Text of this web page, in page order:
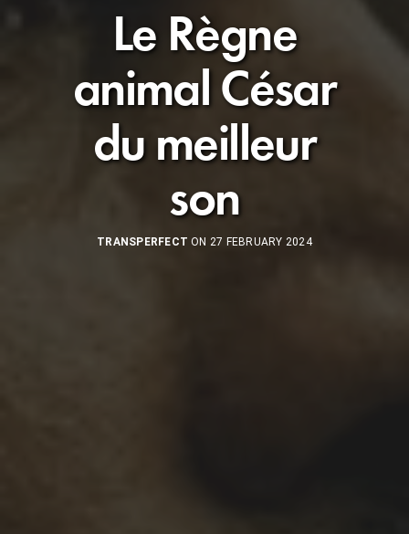
Le Règne
animal César
du meilleur
son
TRANSPERFECT ON 27 FEBRUARY 2024